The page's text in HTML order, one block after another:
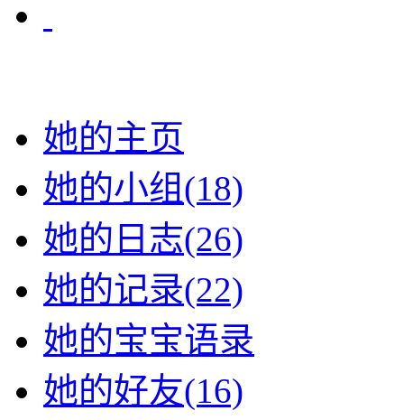
她的主页
她的小组(18)
她的日志(26)
她的记录(22)
她的宝宝语录
她的好友(16)